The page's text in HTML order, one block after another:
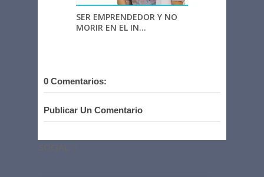
SER EMPRENDEDOR Y NO
MORIR EN EL IN...
0 Comentarios:
Publicar Un Comentario